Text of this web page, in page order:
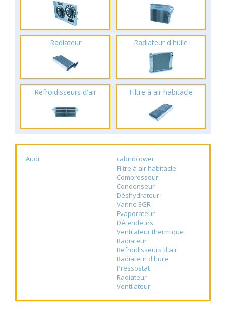
Radiateur Radiateur d'huile
Refroidisseurs d'air Filtre à air habitacle
Audi
cabinblower
Filtre à air habitacle
Compresseur
Condenseur
Déshydrateur
Vanne EGR
Evaporateur
Détendeurs
Ventilateur thermique
Radiateur
Refroidisseurs d'air
Radiateur d'huile
Pressostat
Radiateur
Ventilateur